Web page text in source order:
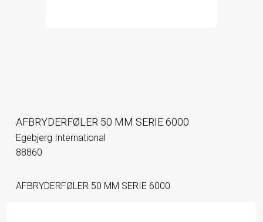
AFBRYDERFØLER 50 MM SERIE 6000
Egebjerg International
88860
AFBRYDERFØLER 50 MM SERIE 6000